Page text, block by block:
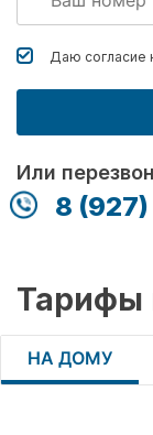
Даю согласие
Или
8
Тарифы
НА ДОМУ